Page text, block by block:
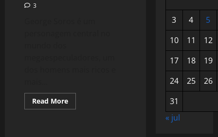
3
Read MoreRead
more
3 4
5
10
11
12
17
18
19
24
25
26
31
« jul